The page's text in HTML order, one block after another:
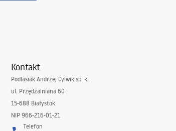
Kontakt
Podlasiak Andrzej Cylwik sp. k.
ul. Przędzalniana 60
15-688 Białystok
NIP 966-216-01-21
Telefon